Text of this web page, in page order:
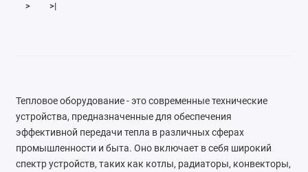
> >|
Тепловое оборудование - это современные технические
устройства, предназначенные для обеспечения
эффективной передачи тепла в различных сферах
промышленности и быта. Оно включает в себя широкий
спектр устройств, таких как котлы, радиаторы, конвекторы,